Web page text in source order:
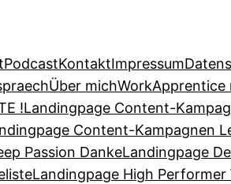
PodcastKontaktImpressum
Über michWorkApprentice
!Landingpage Content-
Content-Kampagnen
Passion DankeLandingpage
Landingpage High Performer